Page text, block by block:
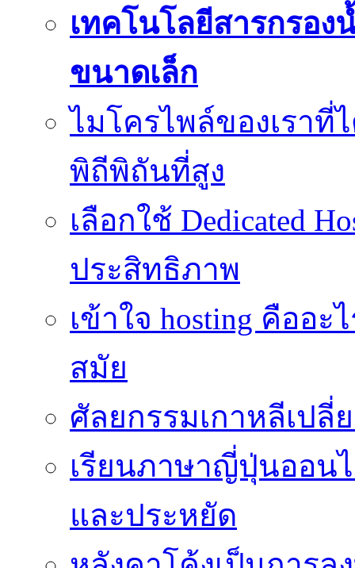
เทคโนโลยีสารกรอ
ขนาดเล็ก
ไมโครไพล์ของเรา
พิถีพิถันที่สูง
เลือกใช้ Dedicated
ประสิทธิภาพ
เข้าใจ hosting คืออ
สมัย
ศัลยกรรมเกาหลีเปลี่
เรียนภาษาญี่ปุ่นออน
และประหยัด